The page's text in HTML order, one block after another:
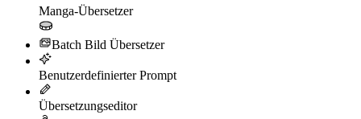
Manga-Übersetzer
Batch Bild Übersetzer
Benutzerdefinierter Prompt
Übersetzungseditor